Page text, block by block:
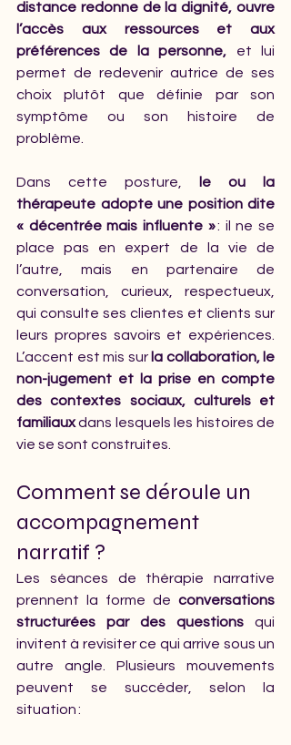
distance redonne de la dignité, ouvre
l’accès aux ressources et aux
préférences de la personne, et lui
permet de redevenir autrice de ses
choix plutôt que définie par son
symptôme ou son histoire de
problème.
Dans cette posture,
le ou la
thérapeute adopte une position dite
« décentrée mais influente » : il ne se
place pas en expert de la vie de
l’autre, mais en partenaire de
conversation, curieux, respectueux,
qui consulte ses clientes et clients sur
leurs propres savoirs et expériences.
L’accent est mis sur la collaboration, le
non-jugement et la prise en compte
des contextes sociaux, culturels et
familiaux dans lesquels les histoires de
vie se sont construites.
Comment se déroule un
accompagnement
narratif ?
Les séances de thérapie narrative
prennent la forme de conversations
structurées par des questions qui
invitent à revisiter ce qui arrive sous un
autre angle. Plusieurs mouvements
peuvent se succéder, selon la
situation :